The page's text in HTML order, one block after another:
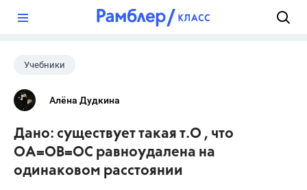
Учебники
Алёна Дудкина
Дано: существует такая т.О , что
ОА=ОВ=ОС равноудалена на
одинаковом расстоянии